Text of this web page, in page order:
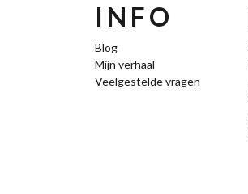
INFO
Blog
Mijn verhaal
Veelgestelde vragen